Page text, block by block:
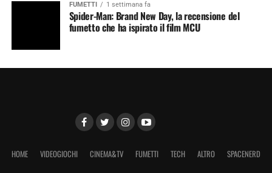
FUMETTI 1 settimana fa
Spider-Man: Brand New Day, la recensione del
fumetto che ha ispirato il film MCU
HOME VIDEOGIOCHI CINEMA&TV FUMETTI TECH ALTRO SPACENERD